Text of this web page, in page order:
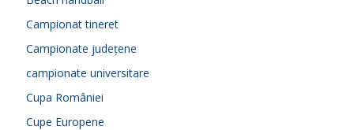
Campionat tineret
Campionate județene
campionate universitare
Cupa României
Cupe Europene